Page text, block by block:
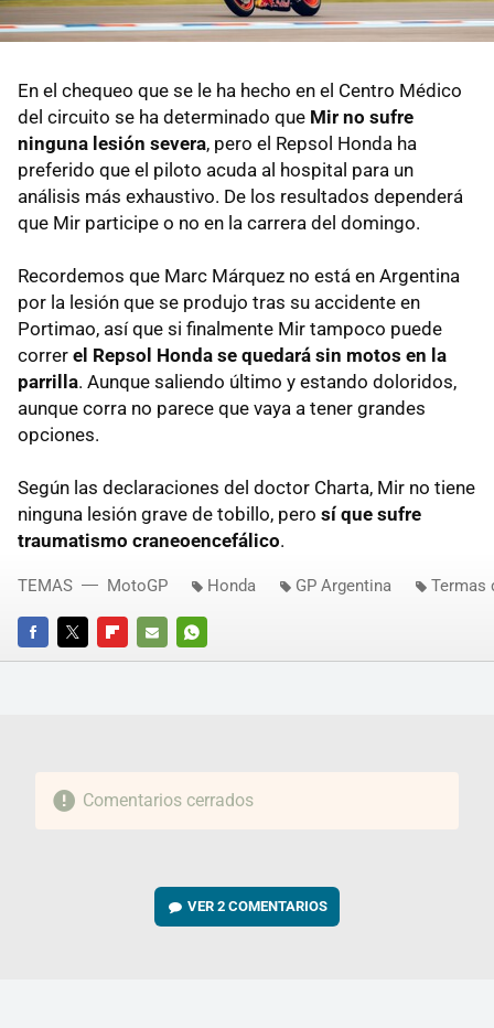
En el chequeo que se le ha hecho en el Centro Médico
del circuito se ha determinado que Mir no sufre
ninguna lesión severa, pero el Repsol Honda ha
preferido que el piloto acuda al hospital para un
análisis más exhaustivo. De los resultados dependerá
que Mir participe o no en la carrera del domingo.
Recordemos que Marc Márquez no está en Argentina
por la lesión que se produjo tras su accidente en
Portimao, así que si finalmente Mir tampoco puede
correr el Repsol Honda se quedará sin motos en la
parrilla. Aunque saliendo último y estando doloridos,
aunque corra no parece que vaya a tener grandes
opciones.
Según las declaraciones del doctor Charta, Mir no tiene
ninguna lesión grave de tobillo, pero sí que sufre
traumatismo craneoencefálico.
FACEBOOKTWITTERFLIPBOARD
E-
WHATSAPP
TEMAS MotoGP Honda GP Argentina Termas
Comentarios cerrados
VER2 COMENTARIOS